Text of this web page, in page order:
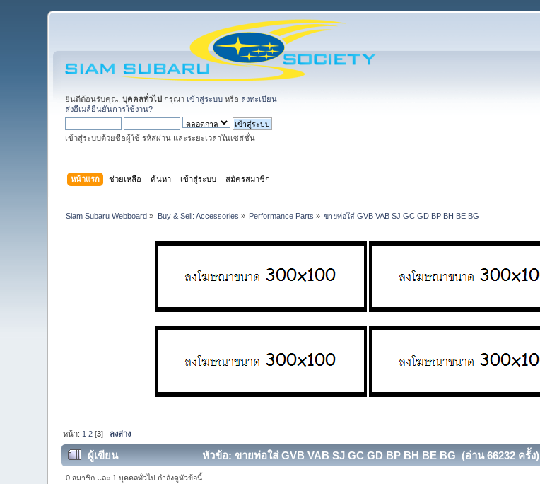
ยินดีต้อนรับคุณ,บุคคลทั่วไป กรุณา เข้าสู่ระบบ หรือ ลงทะเบียน
ส่งอีเมล์ยืนยันการใช้งาน?
เข้าสู่ระบบด้วยชื่อผู้ใช้ รหัสผ่าน และระยะเวลาในเซสชั่น
หน้าแรก ช่วยเหลือ ค้นหา เข้าสู่ระบบ สมัครสมาชิก
Siam Subaru Webboard » Buy & Sell: Accessories » Performance Parts » ขายท่อใส่ GVB VAB SJ GC GD BP BH BE BG
หน้า: 1 2 [3] ลงล่าง
ผู้เขียน หัวข้อ: ขายท่อใส่ GVB VAB SJ GC GD BP BH BE BG (อ่าน 66232 ครั้ง)
0 สมาชิก และ 1 บุคคลทั่วไป กำลังดูหัวข้อนี้